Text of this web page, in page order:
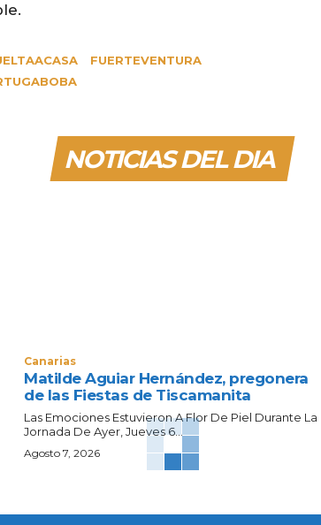
FUERTEVENTURA
NOTICIAS DEL DIA
Canarias
Matilde Aguiar Hernández, pregonera
de las Fiestas de Tiscamanita
Las Emociones Estuvieron A Flor De Piel Durante La
Jornada De Ayer, Jueves 6...
Agosto 7, 2026